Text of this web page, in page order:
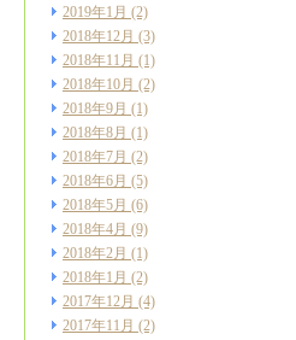
2019年1月 (2)
2018年12月 (3)
2018年11月 (1)
2018年10月 (2)
2018年9月 (1)
2018年8月 (1)
2018年7月 (2)
2018年6月 (5)
2018年5月 (6)
2018年4月 (9)
2018年2月 (1)
2018年1月 (2)
2017年12月 (4)
2017年11月 (2)